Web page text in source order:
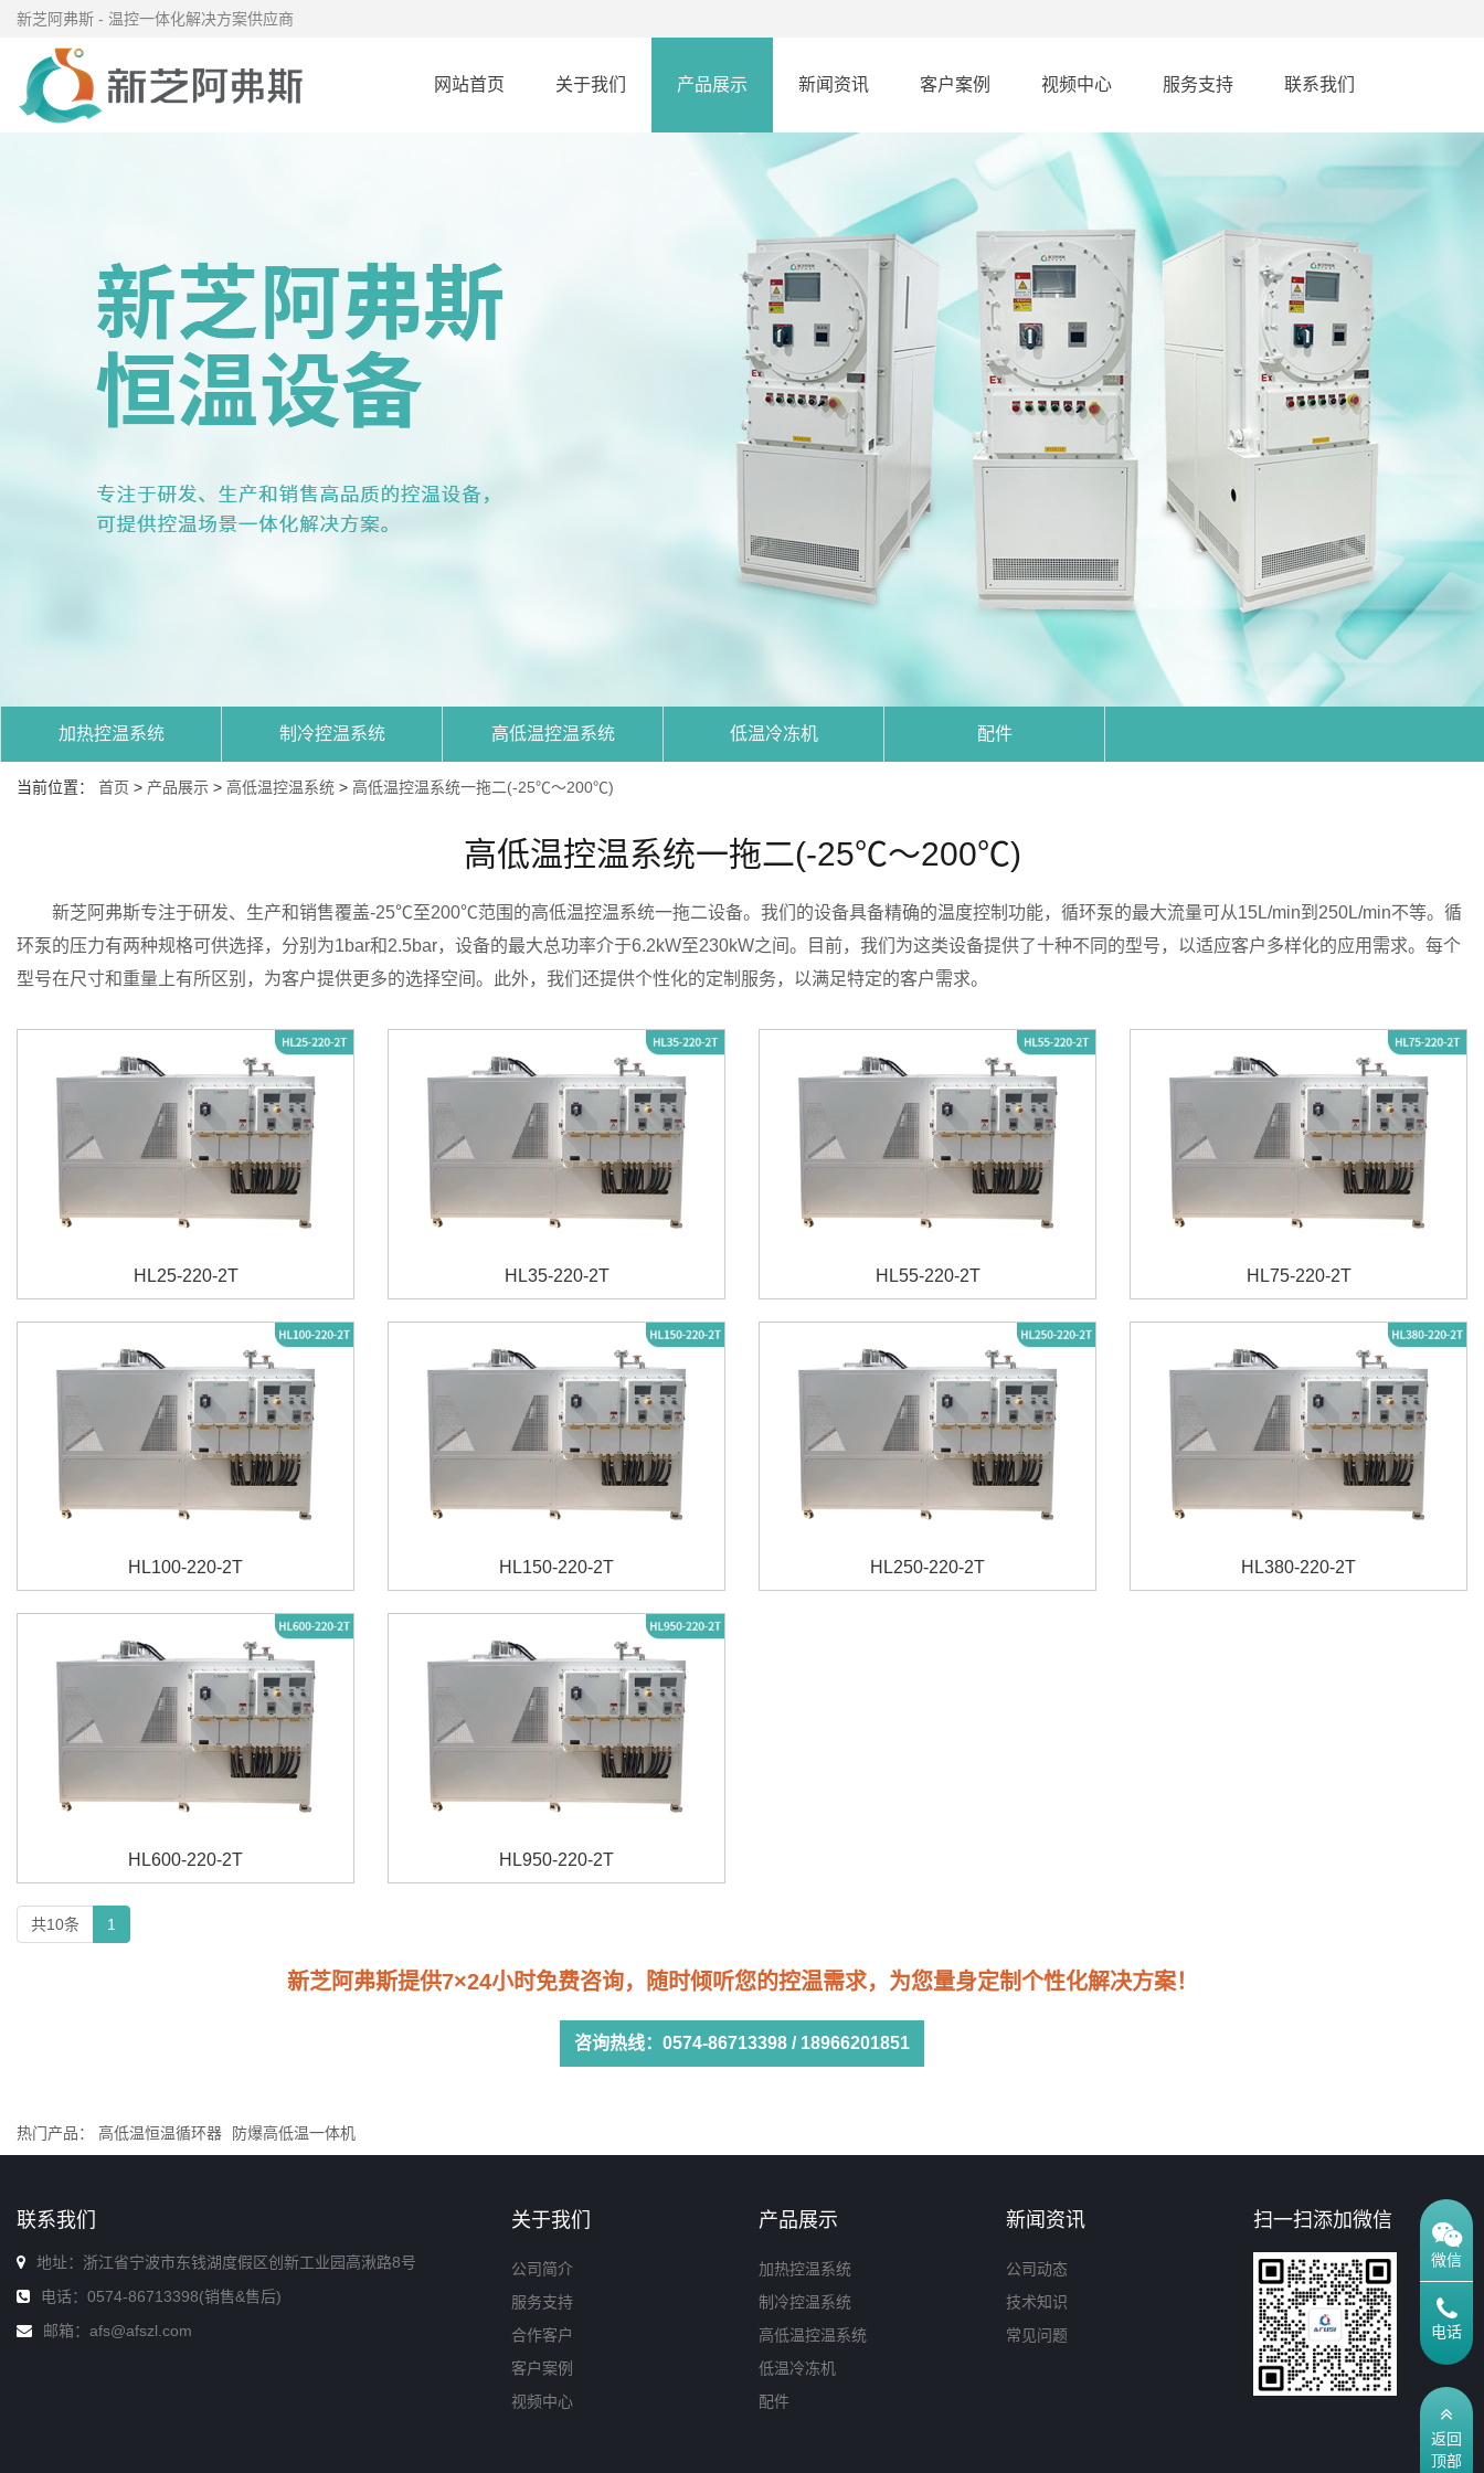
新芝阿弗斯 - 温控一体化解决方案供应商
网站首页 关于我们 产品展示 新闻资讯 客户案例 视频中心 服务支持 联系我们
加热控温系统 制冷控温系统 高低温控温系统 低温冷冻机 配件
当前位置： 首页 > 产品展示 > 高低温控温系统 > 高低温控温系统一拖二(-25℃～200℃)
高低温控温系统一拖二(-25℃～200℃)
新芝阿弗斯专注于研发、生产和销售覆盖-25℃至200℃范围的高低温控温系统一拖二设备。我们的设备具备精确的温度控制功能，循环泵的最大流量可从15L/min到250L/min不等。循
环泵的压力有两种规格可供选择，分别为1bar和2.5bar，设备的最大总功率介于6.2kW至230kW之间。目前，我们为这类设备提供了十种不同的型号，以适应客户多样化的应用需求。每个
型号在尺寸和重量上有所区别，为客户提供更多的选择空间。此外，我们还提供个性化的定制服务，以满足特定的客户需求。
HL25-220-2T HL35-220-2T HL55-220-2T HL75-220-2T
HL100-220-2T HL150-220-2T HL250-220-2T HL380-220-2T
HL600-220-2T HL950-220-2T
共10条 1
新芝阿弗斯提供7×24小时免费咨询，随时倾听您的控温需求，为您量身定制个性化解决方案！
咨询热线： 0574-86713398 / 18966201851
热门产品： 高低温恒温循环器 防爆高低温一体机
联系我们
地址：浙江省宁波市东钱湖度假区创新工业园高湫路8号
电话：0574-86713398(销售&售后)
邮箱：afs@afszl.com
关于我们
公司简介
服务支持
合作客户
客户案例
视频中心
产品展示
加热控温系统
制冷控温系统
高低温控温系统
低温冷冻机
配件
新闻资讯
公司动态
技术知识
常见问题
扫一扫添加微信
微信
电话
返回
顶部